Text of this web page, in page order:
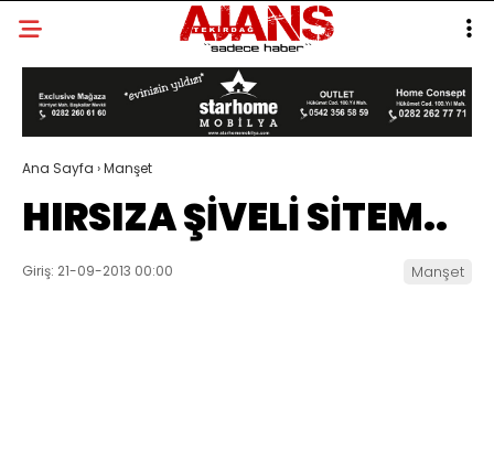
Ana Sayfa ›Manşet
HIRSIZA ŞİVELİ SİTEM..
Giriş: 21-09-2013 00:00 Manşet